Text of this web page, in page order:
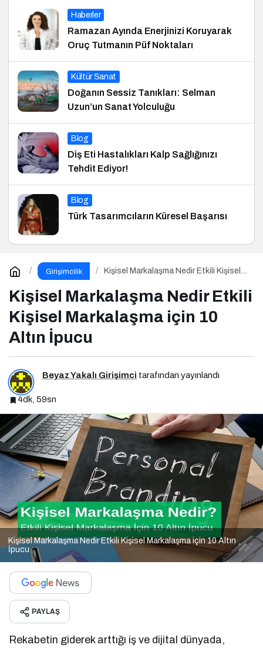
Haberler
Ramazan Ayında Enerjinizi Koruyarak
Oruç Tutmanın Püf Noktaları
Kültür Sanat
Doğanın Sessiz Tanıkları: Selman
Uzun’un Sanat Yolculuğu
Blog
Diş Eti Hastalıkları Kalp Sağlığınızı
Tehdit Ediyor!
Blog
Türk Tasarımcıların Küresel Başarısı
Girişimcilik
Kişisel Markalaşma Nedir Etkili Kişisel
Kişisel Markalaşma Nedir Etkili
Kişisel Markalaşma için 10
Altın İpucu
Beyaz Yakalı Girişimci tarafından yayınlandı
4dk, 59sn
Kişisel Markalaşma Nedir Etkili Kişisel Markalaşma için 10 Altın
İpucu
PAYLAŞ
Rekabetin giderek arttığı iş ve dijital dünyada,